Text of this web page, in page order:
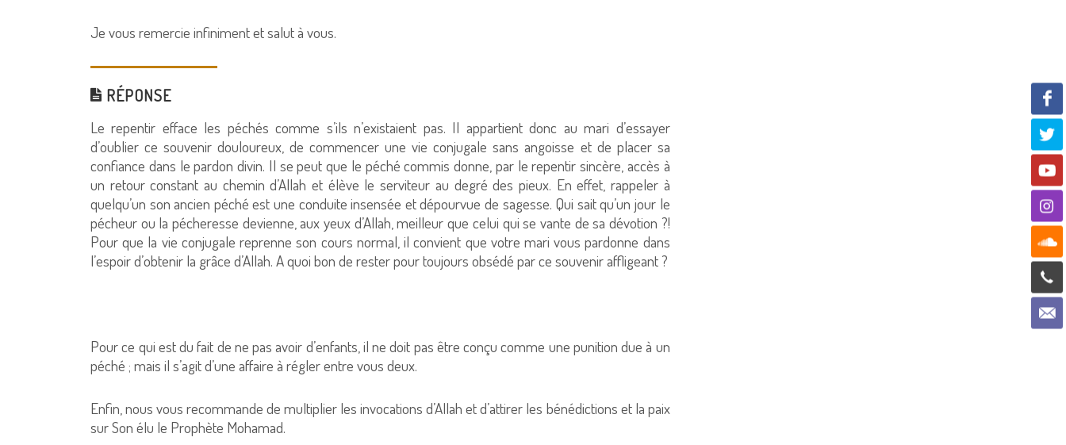
Je vous remercie infiniment et salut à vous.
RÉPONSE
Le repentir efface les péchés comme s’ils n’existaient pas. Il appartient donc au mari d’essayer
d’oublier ce souvenir douloureux, de commencer une vie conjugale sans angoisse et de placer sa
confiance dans le pardon divin. Il se peut que le péché commis donne, par le repentir sincère, accès à
un retour constant au chemin d’Allah et élève le serviteur au degré des pieux. En effet, rappeler à
quelqu’un son ancien péché est une conduite insensée et dépourvue de sagesse. Qui sait qu’un jour le
pécheur ou la pécheresse devienne, aux yeux d’Allah, meilleur que celui qui se vante de sa dévotion ?!
Pour que la vie conjugale reprenne son cours normal, il convient que votre mari vous pardonne dans
l’espoir d’obtenir la grâce d’Allah. A quoi bon de rester pour toujours obsédé par ce souvenir affligeant ?
Pour ce qui est du fait de ne pas avoir d’enfants, il ne doit pas être conçu comme une punition due à un
péché ; mais il s’agit d’une affaire à régler entre vous deux.
Enfin, nous vous recommande de multiplier les invocations d’Allah et d’attirer les bénédictions et la paix
sur Son élu le Prophète Mohamad.